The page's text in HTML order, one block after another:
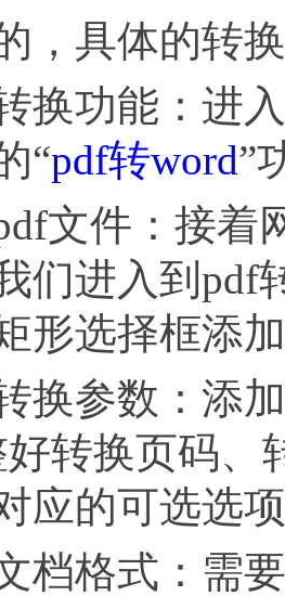
具体的转换
功能：进入
“pdf转word”
件：接着网
们进入到pdf
形选择框添
参数：添加
转换页码、
应的可选选
格式：需要